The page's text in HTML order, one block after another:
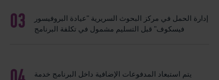
إدارة الحمل في مركز البحوث السريرية "عيادة البروفيسور
فيسكوف" قبل التسليم مشمول في تكلفة البرنامج
يتم استبعاد المدفوعات الإضافية داخل البرنامج خدمة